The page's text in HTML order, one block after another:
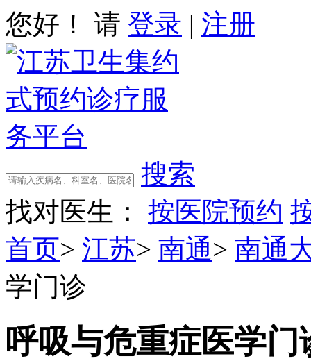
您好！ 请 登录 | 注册
搜索
找对医生：
按医院预约
首页> 江苏> 南通> 南通
学门诊
呼吸与危重症医学门